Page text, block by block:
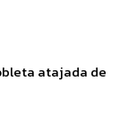
atajada de